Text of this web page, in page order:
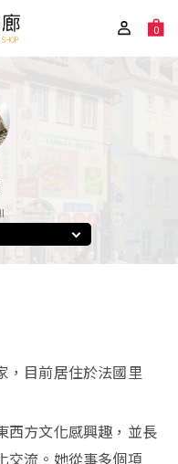
0
，目前居住於法國里
西方文化感興趣，並長
交流。她從事多個項